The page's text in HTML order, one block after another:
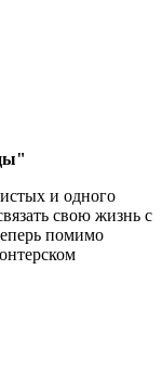
и одного
свою жизнь с
помимо